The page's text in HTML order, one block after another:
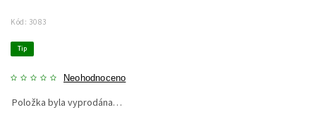
Kód: 3083
Tip
Neohodnoceno
Položka byla vyprodána…